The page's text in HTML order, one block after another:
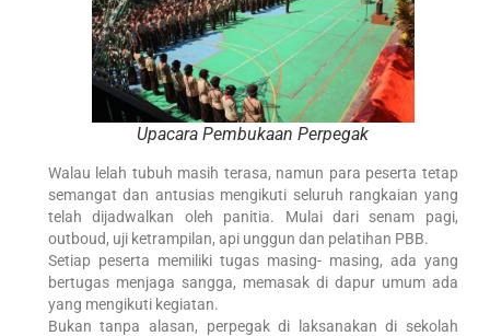
Upacara Pembukaan Perpegak
Walau lelah tubuh masih terasa, namun para peserta tetap
semangat dan antusias mengikuti seluruh rangkaian yang
telah dijadwalkan oleh panitia. Mulai dari senam pagi,
outboud, uji ketrampilan, api unggun dan pelatihan PBB.
Setiap peserta memiliki tugas masing- masing, ada yang
bertugas menjaga sangga, memasak di dapur umum ada
yang mengikuti kegiatan.
Bukan tanpa alasan, perpegak di laksanakan di sekolah